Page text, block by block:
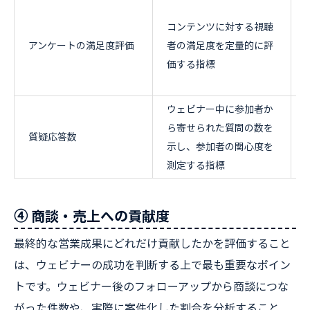
アンケートの満足度評価
コンテンツに対する視聴
者の満足度を定量的に評
価する指標
質疑応答数
ウェビナー中に参加者か
ら寄せられた質問の数を
示し、参加者の関心度を
測定する指標
④ 商談・売上への貢献度
最終的な営業成果にどれだけ貢献したかを評価すること
は、ウェビナーの成功を判断する上で最も重要なポイン
トです。ウェビナー後のフォローアップから商談につな